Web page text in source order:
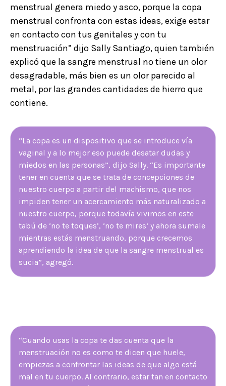
menstrual genera miedo y asco, porque la copa
menstrual confronta con estas ideas, exige estar
en contacto con tus genitales y con tu
menstruación” dijo Sally Santiago, quien también
explicó que la sangre menstrual no tiene un olor
desagradable, más bien es un olor parecido al
metal, por las grandes cantidades de hierro que
contiene.
“La copa es un dispositivo que se introduce vía
vaginal y a lo mejor eso puede desatar dudas y
miedos en las personas”, dijo Sally. “Es importante
tener en cuenta que se trata de concepciones de
nuestro cuerpo a partir del machismo, que nos
impiden tener un acercamiento más naturalizado a
nuestro cuerpo, porque todavía vivimos en este
tabú de ‘no te toques’, ‘no te mires’ y ahora sumale
mientras estás menstruando, porque crecemos
aprendiendo la idea de que la sangre menstrual es
sucia”, agregó.
“Cuando usas la copa te das cuenta que la
menstruación no es como te dicen que huele,
empiezas a confrontar las ideas de que algo está
mal en tu cuerpo. Al contrario, estar tan en contacto